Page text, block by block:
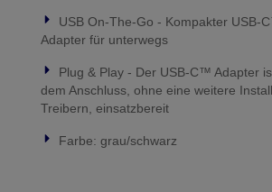
USB On-The-Go - Kompakter USB-
Adapter für unterwegs
Plug & Play - Der USB-C™ Adapter
dem Anschluss, ohne eine weitere
Treibern, einsatzbereit
Farbe: grau/schwarz